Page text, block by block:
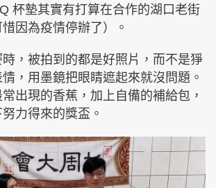
杯墊其實有打算在合作的湖口老街
因為疫情停辦了）。
，被拍到的都是好照片，而不是猙
，用墨鏡把眼睛遮起來就沒問題。
出現的香蕉，加上自備的補給包，
力得來的獎盃。